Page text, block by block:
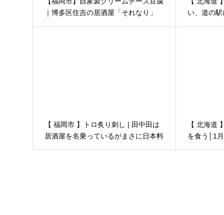
｜博多区住吉の居酒屋「それなり」
い、道の
【 福岡市 】トロ炙り刺し | 田中田は
居酒屋を名乗っているがまさに日本料
【 北海道
を食う│1